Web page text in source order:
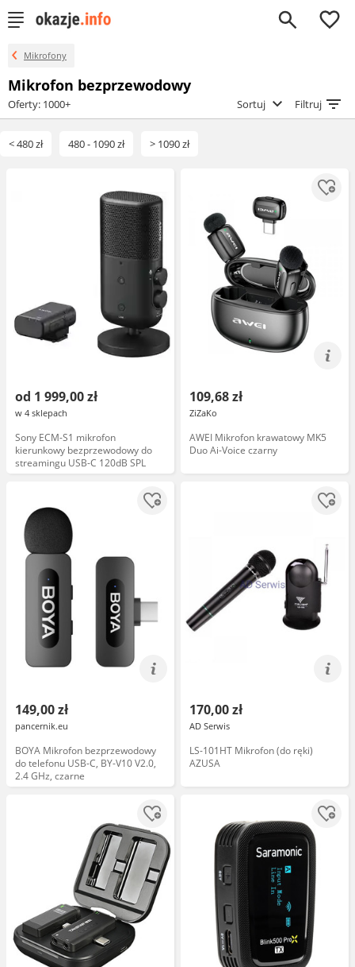
0
Mikrofony
Mikrofon bezprzewodowy
Oferty: 1000+ Sortuj Filtruj
< 480 zł 480 - 1090 zł > 1090 zł
od 1 999,00 zł
w 4 sklepach
Sony ECM-S1 mikrofon
kierunkowy bezprzewodowy do
streamingu USB-C 120dB SPL
109,68 zł
ZiZaKo
AWEI Mikrofon krawatowy MK5
Duo Ai-Voice czarny
149,00 zł
pancernik.eu
BOYA Mikrofon bezprzewodowy
do telefonu USB-C, BY-V10 V2.0,
2.4 GHz, czarne
170,00 zł
AD Serwis
LS-101HT Mikrofon (do ręki)
AZUSA